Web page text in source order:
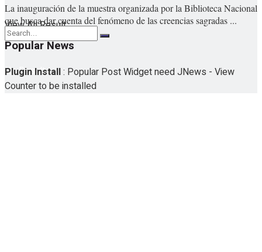
View All Result
No Result
La inauguración de la muestra organizada por la Biblioteca Nacional
que busca dar cuenta del fenómeno de las creencias sagradas ...
Popular News
Plugin Install: Popular Post Widget need JNews - View
Counter to be installed